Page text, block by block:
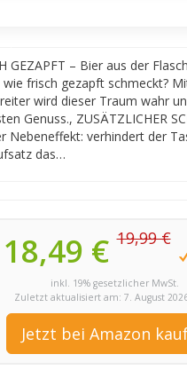
GEZAPFT – Bier aus der
frisch gezapft schmeckt?
wird dieser Traum wahr
Genuss., ZUSÄTZLICHER
Nebeneffekt: verhindert der
das…
18,49 €19,99 €
inkl. 19% gesetzlicher MwSt.
Zuletzt aktualisiert am: 7. August
Jetzt bei Amazon